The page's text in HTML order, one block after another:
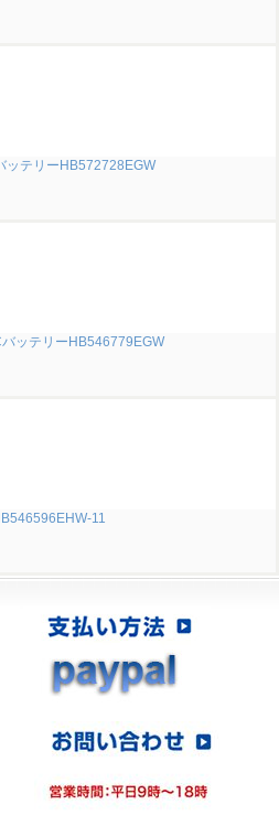
ッテリーHB572728EGW
ッテリーHB546779EGW
11